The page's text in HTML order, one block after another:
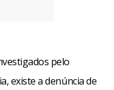
pelo
existe a denúncia de